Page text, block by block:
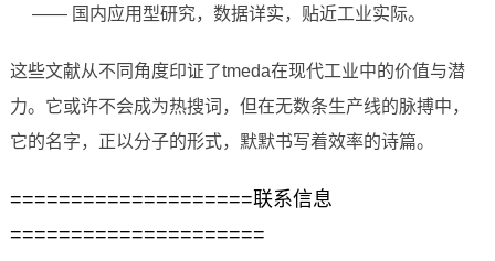
—— 国内应用型研究，数据详实，贴近工业实际。
这些文献从不同角度印证了tmeda在现代工业中的价值与潜
力。它或许不会成为热搜词，但在无数条生产线的脉搏中，
它的名字，正以分子的形式，默默书写着效率的诗篇。
====================联系信息
=====================